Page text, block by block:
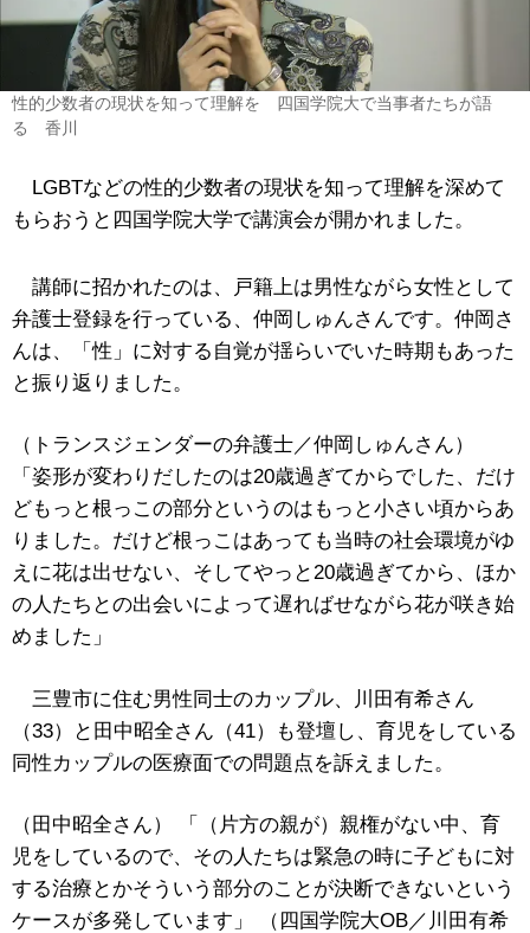
性的少数者の現状を知って理解を 四国学院大で当事者たちが語
る 香川
LGBTなどの性的少数者の現状を知って理解を深めて
もらおうと四国学院大学で講演会が開かれました。
講師に招かれたのは、戸籍上は男性ながら女性として
弁護士登録を行っている、仲岡しゅんさんです。仲岡さ
んは、「性」に対する自覚が揺らいでいた時期もあった
と振り返りました。
（トランスジェンダーの弁護士／仲岡しゅんさん）
「姿形が変わりだしたのは20歳過ぎてからでした、だけ
どもっと根っこの部分というのはもっと小さい頃からあ
りました。だけど根っこはあっても当時の社会環境がゆ
えに花は出せない、そしてやっと20歳過ぎてから、ほか
の人たちとの出会いによって遅ればせながら花が咲き始
めました」
三豊市に住む男性同士のカップル、川田有希さん
（33）と田中昭全さん（41）も登壇し、育児をしている
同性カップルの医療面での問題点を訴えました。
（田中昭全さん） 「（片方の親が）親権がない中、育
児をしているので、その人たちは緊急の時に子どもに対
する治療とかそういう部分のことが決断できないという
ケースが多発しています」 （四国学院大OB／川田有希